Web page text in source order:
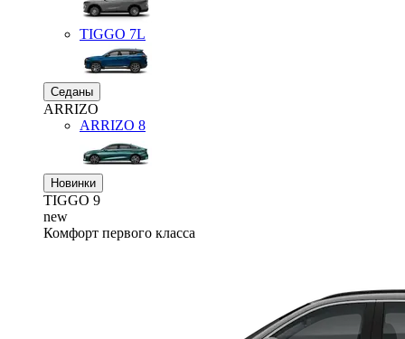
TIGGO 7L
Седаны
ARRIZO
ARRIZO 8
Новинки
TIGGO 9
new
Комфорт первого класса